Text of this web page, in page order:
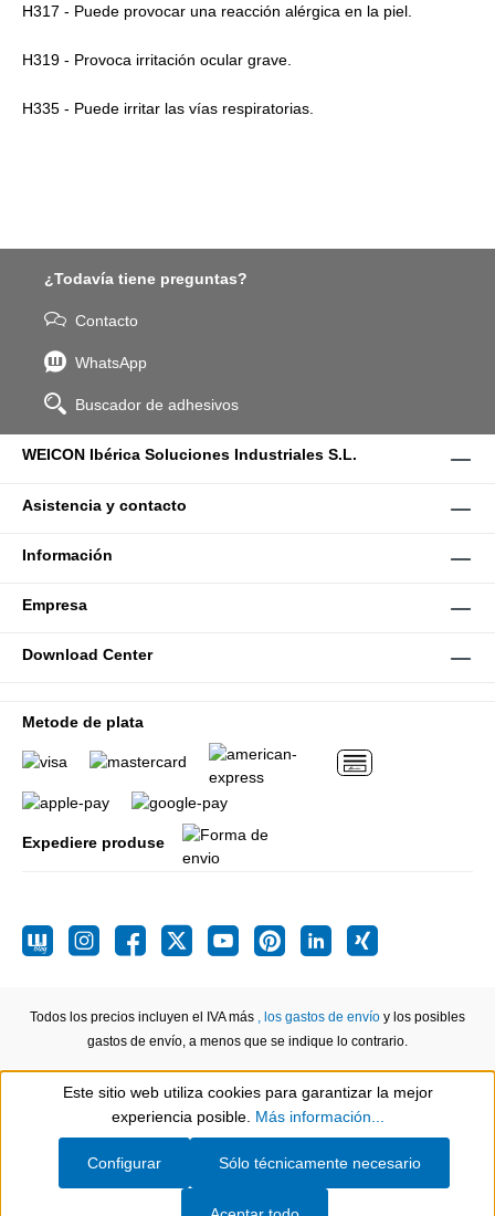
H317 - Puede provocar una reacción alérgica en la piel.
H319 - Provoca irritación ocular grave.
H335 - Puede irritar las vías respiratorias.
¿Todavía tiene preguntas?
Contacto
WhatsApp
Buscador de adhesivos
WEICON Ibérica Soluciones Industriales S.L.
Asistencia y contacto
Información
Empresa
Download Center
Metode de plata
Expediere produse
Todos los precios incluyen el IVA más , los gastos de envío y los posibles
gastos de envío, a menos que se indique lo contrario.
Show toolbar
Este sitio web utiliza cookies para garantizar la mejor
experiencia posible. Más información...
Sólo técnicamente necesario
Configurar